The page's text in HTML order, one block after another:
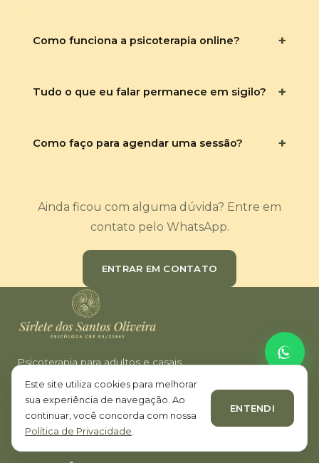
Como funciona a psicoterapia online? +
Tudo o que eu falar permanece em sigilo? +
Como faço para agendar uma sessão? +
Ainda ficou com alguma dúvida? Entre em
contato pelo WhatsApp.
ENTRAR EM CONTATO
Psicoterapia para adultos e casais.
Atendimento presencial em Campo Mourão e Maringá e
psicoterapia online.
Este site utiliza cookies para melhorar
sua experiência de navegação. Ao
continuar, você concorda com nossa
Política de Privacidade.
ENTENDI